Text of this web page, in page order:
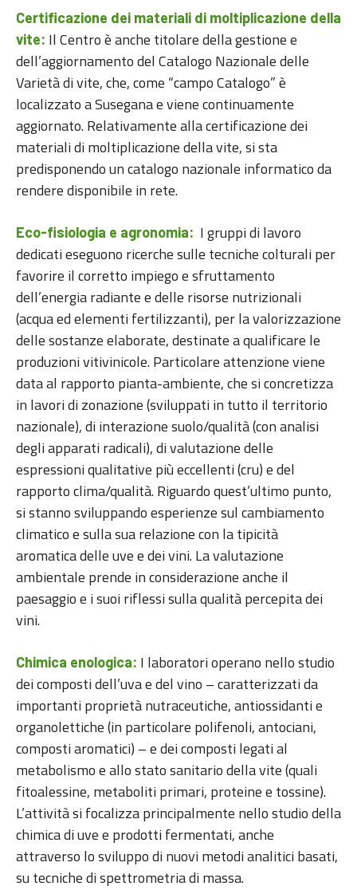
Certificazione dei materiali di moltiplicazione della
vite: Il Centro è anche titolare della gestione e
dell’aggiornamento del Catalogo Nazionale delle
Varietà di vite, che, come “campo Catalogo” è
localizzato a Susegana e viene continuamente
aggiornato. Relativamente alla certificazione dei
materiali di moltiplicazione della vite, si sta
predisponendo un catalogo nazionale informatico da
rendere disponibile in rete.
Eco-fisiologia e agronomia: I gruppi di lavoro
dedicati eseguono ricerche sulle tecniche colturali per
favorire il corretto impiego e sfruttamento
dell’energia radiante e delle risorse nutrizionali
(acqua ed elementi fertilizzanti), per la valorizzazione
delle sostanze elaborate, destinate a qualificare le
produzioni vitivinicole. Particolare attenzione viene
data al rapporto pianta-ambiente, che si concretizza
in lavori di zonazione (sviluppati in tutto il territorio
nazionale), di interazione suolo/qualità (con analisi
degli apparati radicali), di valutazione delle
espressioni qualitative più eccellenti (cru) e del
rapporto clima/qualità. Riguardo quest’ultimo punto,
si stanno sviluppando esperienze sul cambiamento
climatico e sulla sua relazione con la tipicità
aromatica delle uve e dei vini. La valutazione
ambientale prende in considerazione anche il
paesaggio e i suoi riflessi sulla qualità percepita dei
vini.
Chimica enologica: I laboratori operano nello studio
dei composti dell’uva e del vino – caratterizzati da
importanti proprietà nutraceutiche, antiossidanti e
organolettiche (in particolare polifenoli, antociani,
composti aromatici) – e dei composti legati al
metabolismo e allo stato sanitario della vite (quali
fitoalessine, metaboliti primari, proteine e tossine).
L’attività si focalizza principalmente nello studio della
chimica di uve e prodotti fermentati, anche
attraverso lo sviluppo di nuovi metodi analitici basati,
su tecniche di spettrometria di massa.